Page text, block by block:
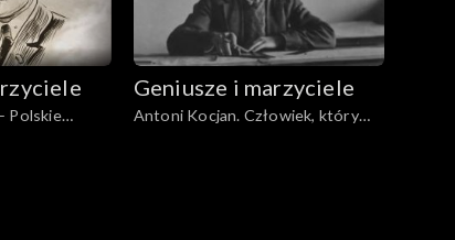
Polskie
Geniusze i marzyciele
Antoni Kocjan. Człowiek, który